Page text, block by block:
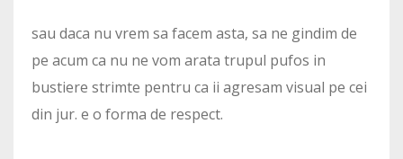
sau daca nu vrem sa facem asta, sa ne gindim de
pe acum ca nu ne vom arata trupul pufos in
bustiere strimte pentru ca ii agresam visual pe cei
din jur. e o forma de respect.